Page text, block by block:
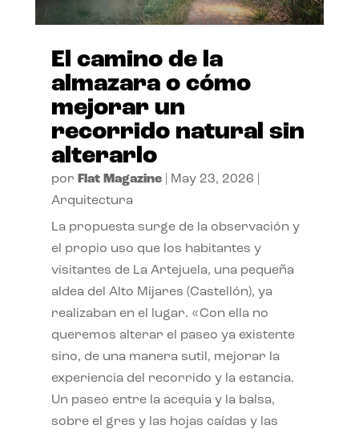
El camino de la
almazara o cómo
mejorar un
recorrido natural sin
alterarlo
por Flat Magazine| May 23, 2026
Arquitectura
La propuesta surge de la observación y
el propio uso que los habitantes y
visitantes de La Artejuela, una pequeña
aldea del Alto Mijares (Castellón), ya
realizaban en el lugar. «Con ella no
queremos alterar el paseo ya existente
sino, de una manera sutil, mejorar la
experiencia del recorrido y la estancia.
Un paseo entre la acequia y la balsa,
sobre el gres y las hojas caídas y las